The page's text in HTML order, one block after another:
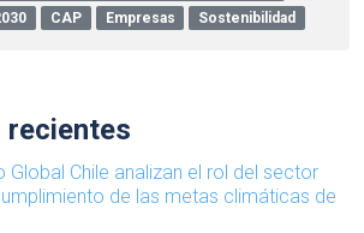
CAP Empresas Sostenibilidad
recientes
Global Chile analizan el rol del sector
de las metas climáticas de